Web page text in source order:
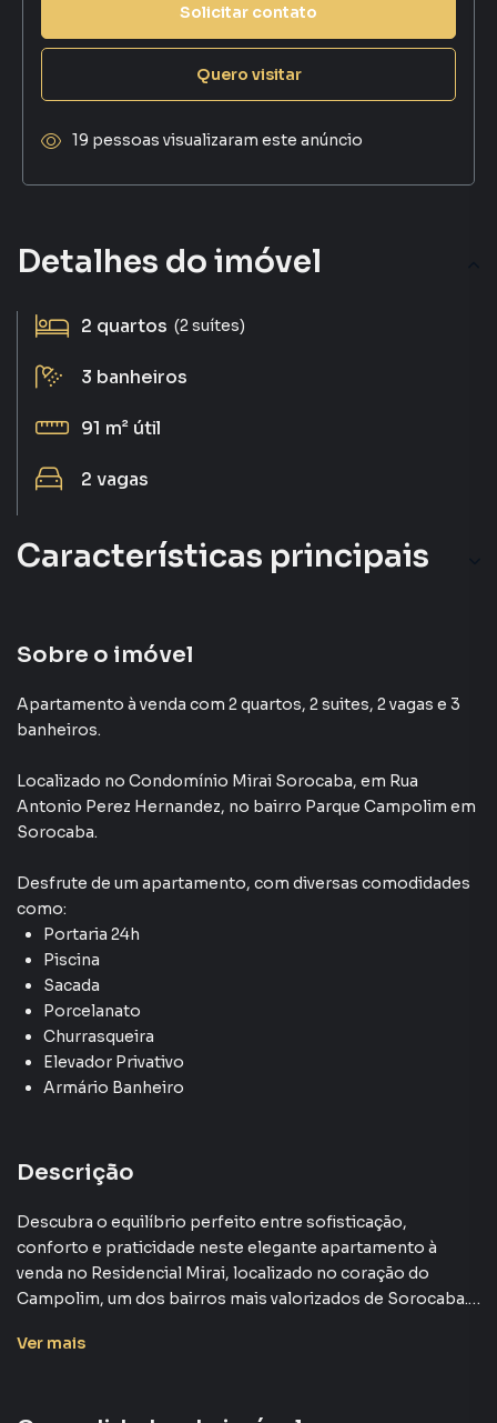
Detalhes do imóvel
2 quartos (2 suítes)
3 banheiros
91 m² útil
2 vagas
Características principais
Gourmet
Sacada
Elevador
Sobre o imóvel
Apartamento à venda com 2 quartos, 2 suites, 2 vagas e 3
banheiros.
Localizado no Condomínio Mirai Sorocaba, em Rua
Antonio Perez Hernandez, no bairro Parque Campolim em
Sorocaba.
Desfrute de um apartamento, com diversas comodidades
como:
Portaria 24h
Piscina
Sacada
Porcelanato
Churrasqueira
Elevador Privativo
Armário Banheiro
Descrição
Descubra o equilíbrio perfeito entre sofisticação,
conforto e praticidade neste elegante apartamento à
venda no Residencial Mirai, localizado no coração do
Campolim, um dos bairros mais valorizados de Sorocaba.
espaçosas, lavabo e uma ampla varanda gourmet – ideal
Ver mais
Solicitar contato
Quero visitar
19 pessoas visualizaram este anúncio